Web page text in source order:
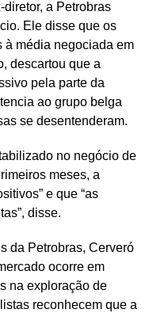
a Petrobras
Ele disse que os
à média negociada em
descartou que a
pela parte da
ao grupo belga
se desentenderam.
no negócio de
meses, a
e que “as
disse.
da Petrobras, Cerveró
ocorre em
na exploração de
reconhecem que a